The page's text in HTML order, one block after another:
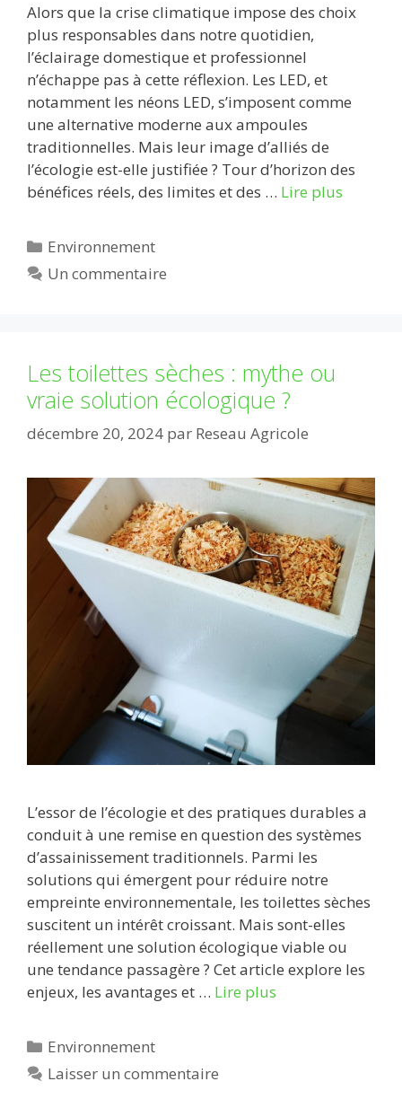
Alors que la crise climatique impose des choix
plus responsables dans notre quotidien,
l’éclairage domestique et professionnel
n’échappe pas à cette réflexion. Les LED, et
notamment les néons LED, s’imposent comme
une alternative moderne aux ampoules
traditionnelles. Mais leur image d’alliés de
l’écologie est-elle justifiée ? Tour d’horizon des
bénéfices réels, des limites et des … Lire plus
Catégories
Environnement
Un commentaire
Les toilettes sèches : mythe ou
vraie solution écologique ?
décembre 20, 2024 par Reseau Agricole
L’essor de l’écologie et des pratiques durables a
conduit à une remise en question des systèmes
d’assainissement traditionnels. Parmi les
solutions qui émergent pour réduire notre
empreinte environnementale, les toilettes sèches
suscitent un intérêt croissant. Mais sont-elles
réellement une solution écologique viable ou
une tendance passagère ? Cet article explore les
enjeux, les avantages et … Lire plus
Catégories
Environnement
Laisser un commentaire